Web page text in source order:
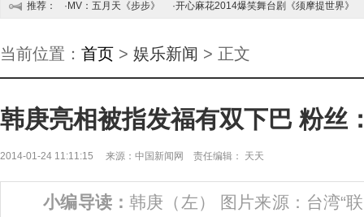
推荐： ·MV：五月天《步步》 ·开心麻花2014爆笑舞台剧《须摩提世界》
当前位置： 首页 > 娱乐新闻 > 正文
韩庚亮相被指发福有双下巴 粉丝
2014-01-24 11:11:15 来源：中国新闻网 责任编辑： 天天
小编导读：韩庚（左） 图片来源：台湾“